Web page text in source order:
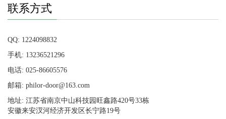
联系方式
QQ: 1224098832
手机: 13236521296
电话: 025-86605576
邮箱: philor-door@163.com
地址: 江苏省南京中山科技园旺鑫路420号33栋
安徽来安汊河经济开发区长宁路19号